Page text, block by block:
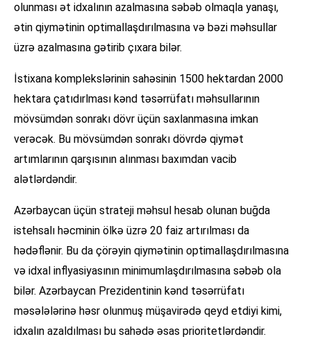
olunması ət idxalının azalmasına səbəb olmaqla yanaşı,
ətin qiymətinin optimallaşdırılmasına və bəzi məhsullar
üzrə azalmasına gətirib çıxara bilər.
İstixana komplekslərinin sahəsinin 1500 hektardan 2000
hektara çatıdırlması kənd təsərrüfatı məhsullarının
mövsümdən sonrakı dövr üçün saxlanmasına imkan
verəcək. Bu mövsümdən sonrakı dövrdə qiymət
artımlarının qarşısının alınması baxımdan vacib
alətlərdəndir.
Azərbaycan üçün strateji məhsul hesab olunan buğda
istehsalı həcminin ölkə üzrə 20 faiz artırılması da
hədəflənir. Bu da çörəyin qiymətinin optimallaşdırılmasına
və idxal inflyasiyasının minimumlaşdırılmasına səbəb ola
bilər. Azərbaycan Prezidentinin kənd təsərrüfatı
məsələlərinə həsr olunmuş müşavirədə qeyd etdiyi kimi,
idxalın azaldılması bu sahədə əsas prioritetlərdəndir.